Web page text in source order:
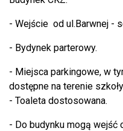
- Wejście od ul.Barwnej -
- Bydynek parterowy.
- Miejsca parkingowe, w
dostępne na terenie
- Toaleta dostosowana.
- Do budynku mogą